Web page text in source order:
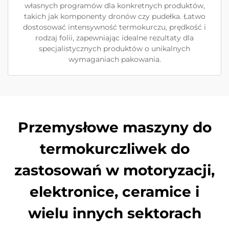
własnych programów dla konkretnych produktów,
takich jak komponenty dronów czy pudełka. Łatwo
dostosować intensywność termokurczu, prędkość i
rodzaj folii, zapewniając idealne rezultaty dla
specjalistycznych produktów o unikalnych
wymaganiach pakowania.
Przemysłowe maszyny do
termokurczliwek do
zastosowań w motoryzacji,
elektronice, ceramice i
wielu innych sektorach